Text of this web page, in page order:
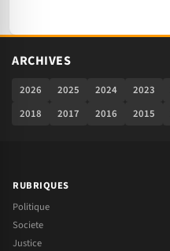
ARCHIVES
2026 2025 2024 2023
2018
2017 2016 2015
RUBRIQUES
Politique
Societe
Justice